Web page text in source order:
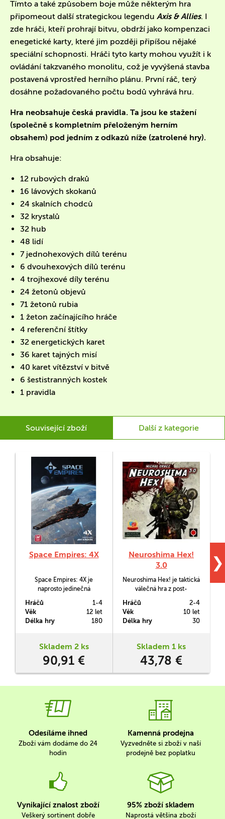
Tímto a také způsobem boje může některým hra
připomeout další strategickou legendu Axis & Allies. I
zde hráči, kteří prohrají bitvu, obdrží jako kompenzaci
enegetické karty, které jim později připíšou nějaké
speciální schopnosti. Hráči tyto karty mohou využít i k
ovládání takzvaného monolitu, což je vyvýšená stavba
postavená vprostřed herního plánu. První ráč, terý
dosáhne požadovaného počtu bodů vyhrává hru.
Hra neobsahuje česká pravidla. Ta jsou ke stažení
(společně s kompletním přeloženým herním
obsahem) pod jedním z odkazů níže (zatrolené hry).
Hra obsahuje:
12 rubových draků
16 lávových skokanů
24 skalních chodců
32 krystalů
32 hub
48 lidí
7 jednohexových dílů terénu
6 dvouhexových dílů terénu
4 trojhexové díly terénu
24 žetonů objevů
71 žetonů rubia
1 žeton začínajícího hráče
4 referenční štítky
32 energetických karet
36 karet tajných misí
40 karet vítězství v bitvě
6 šestistranných kostek
1 pravidla
Související zboží Další z kategorie
Space Empires: 4X
Space Empires: 4X je
naprosto jedinečná
kultovní série počítačových
her Space Empires, jejichž
pravidla částěčně převádí
vynikající v jakémkoli počtu
který zde má zvláštní
Hráčů
1-4
Věk
12 let
Délka hry
180
Skladem 2 ks
90,91 €
Neuroshima Hex!
3.0
Neuroshima Hex! je taktická
válečná hra z post-
Neuroshima, který můžete
znát z her 51st State či The
New Era. Je obdařena
hráči skutečně kreativní
následně rozdrtit oponenty.
Hráčů
2-4
Věk
10 let
Délka hry
30
Skladem 1 ks
43,78 €
❯
Odesíláme ihned
Zboží vám dodáme do 24
hodin
Kamenná prodejna
Vyzvedněte si zboží v naší
prodejně bez poplatku
Vynikající znalost zboží
Veškerý sortinent dobře
95% zboží skladem
Naprostá většina zboží